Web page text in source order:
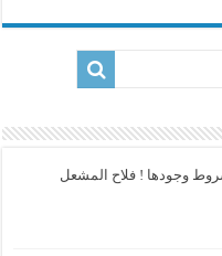
وجودها ! فلاح المشعل